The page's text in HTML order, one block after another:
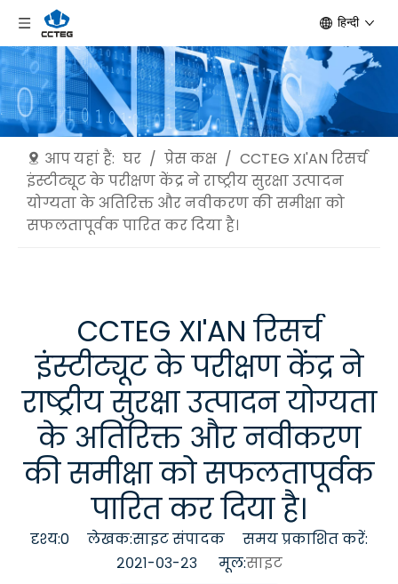
हिन्दी
आप यहां हैं: घर / प्रेस कक्ष / CCTEG XI'AN रिसर्च
इंस्टीट्यूट के परीक्षण केंद्र ने राष्ट्रीय सुरक्षा उत्पादन
योग्यता के अतिरिक्त और नवीकरण की समीक्षा को
सफलतापूर्वक पारित कर दिया है।
CCTEG XI'AN रिसर्च
इंस्टीट्यूट के परीक्षण केंद्र ने
राष्ट्रीय सुरक्षा उत्पादन योग्यता
के अतिरिक्त और नवीकरण
की समीक्षा को सफलतापूर्वक
पारित कर दिया है।
दृश्य:0 लेखक:साइट संपादक समय प्रकाशित करें:
२०२१-०३-२३ मूल:साइट